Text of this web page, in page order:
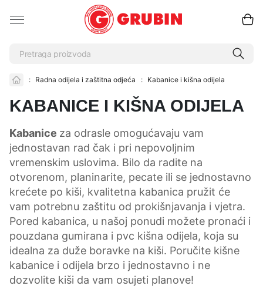
: Radna odijela i zaštitna odjeća : Kabanice i kišna odijela
KABANICE I KIŠNA ODIJELA
Kabanice za odrasle omogućavaju vam
jednostavan rad čak i pri nepovoljnim
vremenskim uslovima. Bilo da radite na
otvorenom, planinarite, pecate ili se jednostavno
krećete po kiši, kvalitetna kabanica pružit će
vam potrebnu zaštitu od prokišnjavanja i vjetra.
Pored kabanica, u našoj ponudi možete pronaći i
pouzdana gumirana i pvc kišna odijela, koja su
idealna za duže boravke na kiši. Poručite kišne
kabanice i odijela brzo i jednostavno i ne
dozvolite kiši da vam osujeti planove!